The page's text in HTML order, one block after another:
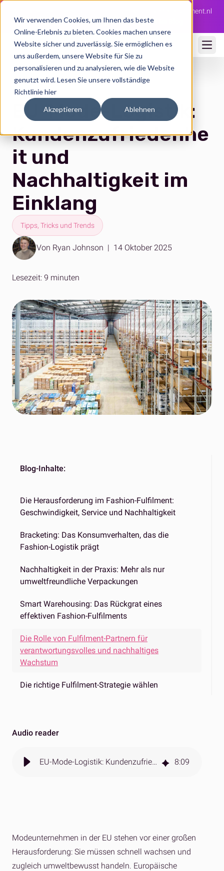
Wir verwenden Cookies, um Ihnen das beste
Online-Erlebnis zu bieten. Cookies machen unsere
Website sicher und zuverlässig. Sie ermöglichen es
uns außerdem, unsere Website für Sie zu
personalisieren und zu analysieren, wie die Website
genutzt wird.Lesen Sie unsere vollständige
Richtlinie hier
Akzeptieren Ablehnen
Wir haben den niederländischen Logistikspezialisten Fulfilment.nl
übernommen 🇳🇱 Die ganze Story jetzt im Blog →
EU-Mode-Logistik:
Kundenzufriedenhe
it und
Nachhaltigkeit im
Einklang
Tipps, Tricks und Trends
Von Ryan Johnson | 14 Oktober 2025
Lesezeit: 9 minuten
Blog-Inhalte:
Die Herausforderung im Fashion-Fulfilment:
Geschwindigkeit, Service und Nachhaltigkeit
Bracketing: Das Konsumverhalten, das die
Fashion-Logistik prägt
Nachhaltigkeit in der Praxis: Mehr als nur
umweltfreundliche Verpackungen
Smart Warehousing: Das Rückgrat eines
effektiven Fashion-Fulfilments
Die Rolle von Fulfilment-Partnern für
verantwortungsvolles und nachhaltiges
Wachstum
Die richtige Fulfilment-Strategie wählen
Audio reader
EU-Mode-Logistik: Kundenzufriedenheit und Nachhaltigkeit im Einklang 8:09
Modeunternehmen in der EU stehen vor einer großen
Herausforderung: Sie müssen schnell wachsen und
zugleich umweltbewusst handeln. Europäische